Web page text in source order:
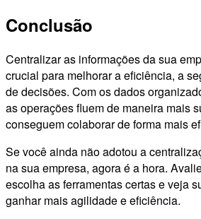
Conclusão
Centralizar as informações da sua
crucial para melhorar a eficiência, a
de decisões. Com os dados
as operações fluem de maneira mais
conseguem colaborar de forma mais
Se você ainda não adotou a
na sua empresa, agora é a hora.
escolha as ferramentas certas e veja
ganhar mais agilidade e eficiência.